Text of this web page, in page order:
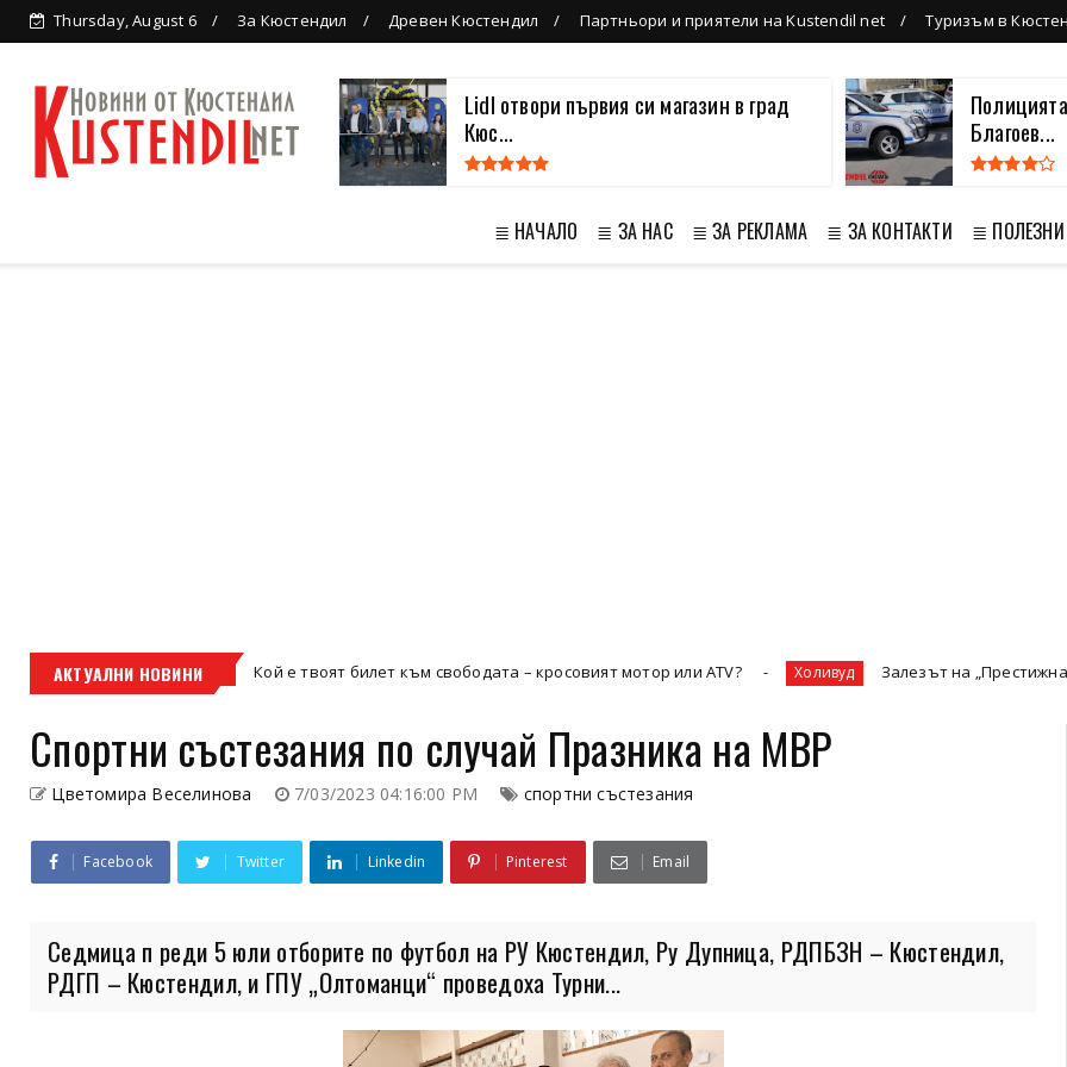
Thursday, August 6 За Кюстендил Древен Кюстендил Партньори и приятели на Kustendil net Туризъм в
Lidl отвори първия си магазин в град
Кюс...
Благоев...
≣ НАЧАЛО ≣ ЗА НАС ≣ ЗА РЕКЛАМА ≣ ЗА КОНТАКТИ ≣ ПОЛЕЗНИ
АКТУАЛНИ НОВИНИ
мотор Кой е твоят билет към свободата – кросовият мотор или ATV? Холивуд Залезът на „Престижната телевизия“ и
Спортни състезания по случай Празника на МВР
Цветомира Веселинова 7/03/2023 04:16:00 PM спортни състезания
Facebook Twitter Linkedin Pinterest Email
Седмица п реди 5 юли отборите по футбол на РУ Кюстендил, Ру Дупница, РДПБЗН – Кюстендил,
РДГП – Кюстендил, и ГПУ „Олтоманци“ проведоха Турни...